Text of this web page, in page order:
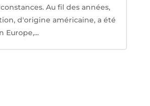
Au fil des années,
d'origine américaine, a été
Europe,...